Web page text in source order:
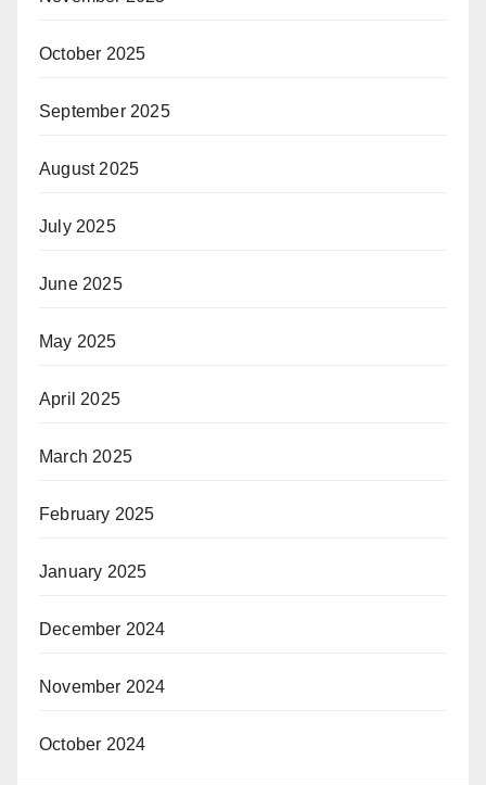
October 2025
September 2025
August 2025
July 2025
June 2025
May 2025
April 2025
March 2025
February 2025
January 2025
December 2024
November 2024
October 2024